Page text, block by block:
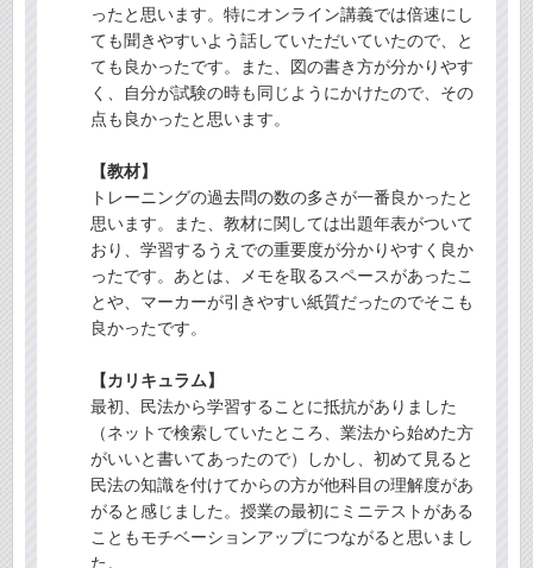
ったと思います。特にオンライン講義では倍速にし
ても聞きやすいよう話していただいていたので、と
ても良かったです。また、図の書き方が分かりやす
く、自分が試験の時も同じようにかけたので、その
点も良かったと思います。
【教材】
トレーニングの過去問の数の多さが一番良かったと
思います。また、教材に関しては出題年表がついて
おり、学習するうえでの重要度が分かりやすく良か
ったです。あとは、メモを取るスペースがあったこ
とや、マーカーが引きやすい紙質だったのでそこも
良かったです。
【カリキュラム】
最初、民法から学習することに抵抗がありました
（ネットで検索していたところ、業法から始めた方
がいいと書いてあったので）しかし、初めて見ると
民法の知識を付けてからの方が他科目の理解度があ
がると感じました。授業の最初にミニテストがある
こともモチベーションアップにつながると思いまし
た。